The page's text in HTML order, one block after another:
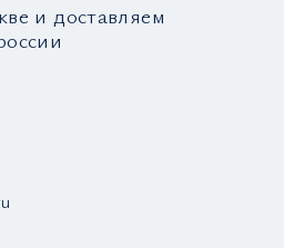
и доставляем